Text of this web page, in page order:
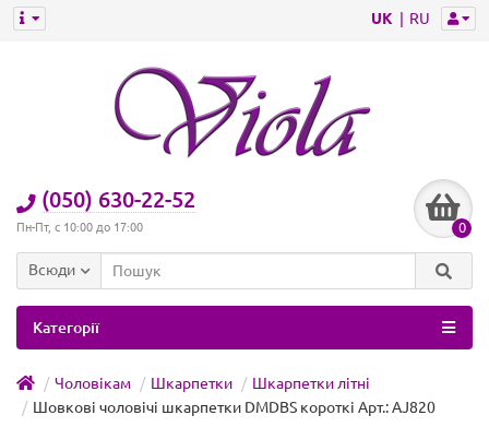
UK RU
(050) 630-22-52
Пн-Пт, с 10:00 до 17:00 0
Всюди
Категорії
Чоловікам Шкарпетки
Шкарпетки літні
Шовкові чоловічі шкарпетки DMDBS короткі Арт.: AJ820